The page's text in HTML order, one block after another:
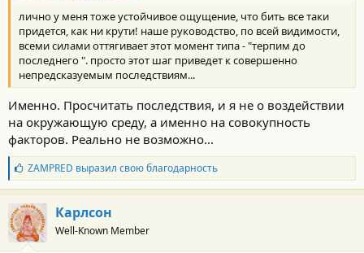
и
:
лично у меня тоже устойчивое ощущение, что бить все таки
придется, как ни крути! наше руководство, по всей видимости,
всеми силами оттягивает этот момент типа - "терпим до
последнего ". просто этот шаг приведет к совершенно
непредсказуемым последствиям...
Именно. Просчитать последствия, и я не о воздействии
на окружающую среду, а именно на совокупность
факторов. Реально не возможно...
Б
л
а
г
о
д
а
ZAMPRED выразил свою благодарность
Карлсон
Well-Known Member